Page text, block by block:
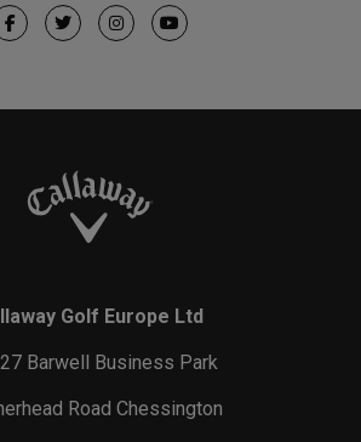
Golf Europe Ltd
Barwell Business Park
Road Chessington